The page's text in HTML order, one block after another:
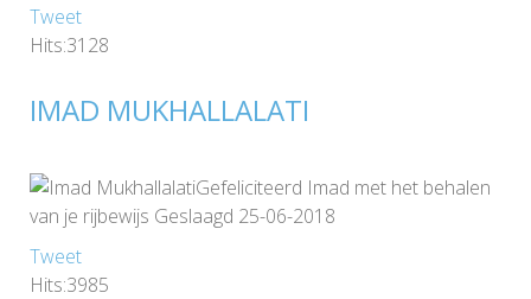
Tweet
Hits:3128
IMAD MUKHALLALATI
Gefeliciteerd Imad met het behalen
van je rijbewijs Geslaagd 25-06-2018
Tweet
Hits:3985